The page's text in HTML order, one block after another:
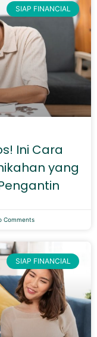
SIAP FINANCIAL
Ini Cara
yang
Comments
SIAP FINANCIAL